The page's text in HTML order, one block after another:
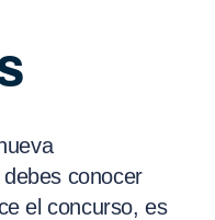
conocer
el concurso, es